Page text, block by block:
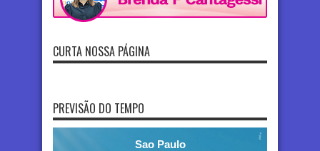
CURTA NOSSA PÁGINA
PREVISÃO DO TEMPO
Sao Paulo